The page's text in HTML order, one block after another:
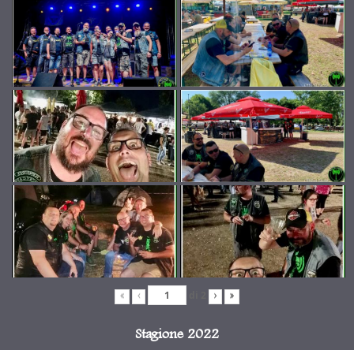
« ‹ › »
Stagione 2022